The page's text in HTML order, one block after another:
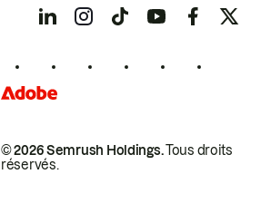
© 2026 Semrush Holdings.Tous droits
réservés.